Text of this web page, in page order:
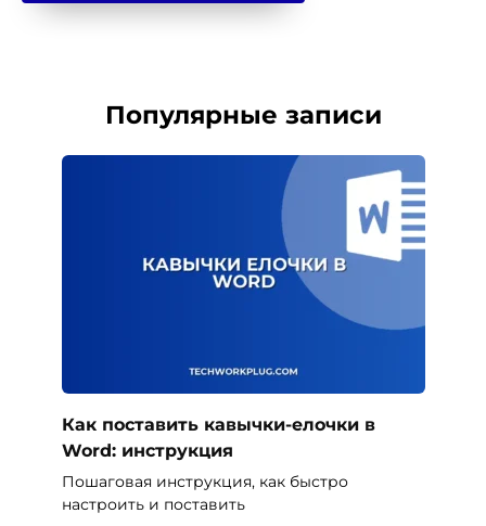
Популярные записи
Как поставить кавычки-елочки в
Word: инструкция
Пошаговая инструкция, как быстро
настроить и поставить